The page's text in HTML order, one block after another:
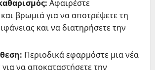
Αφαιρέστε
βρωμιά για να αποτρέψετε τη
και να διατηρήσετε την
Περιοδικά εφαρμόστε μια νέα
να αποκαταστήσετε την